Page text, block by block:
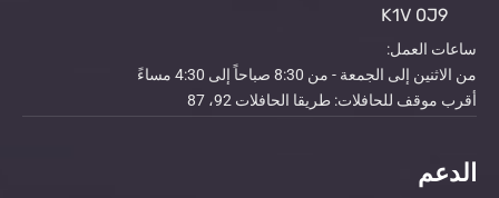
K1V 0J9
ساعات العمل:
من الاثنين إلى الجمعة - من 8:30 صباحاً إلى 4:30 مساءً
أقرب موقف للحافلات: طريقا الحافلات 92، 87
الدعم